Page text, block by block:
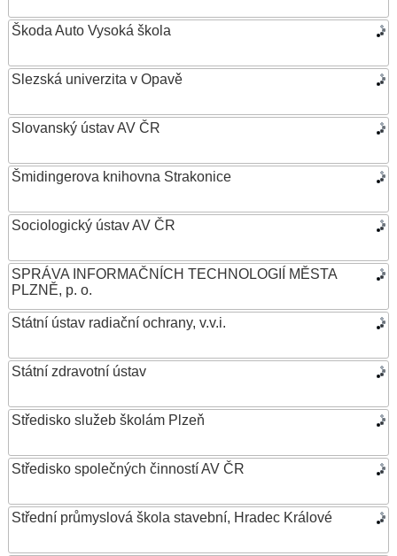
Škoda Auto Vysoká škola
Slezská univerzita v Opavě
Slovanský ústav AV ČR
Šmidingerova knihovna Strakonice
Sociologický ústav AV ČR
SPRÁVA INFORMAČNÍCH TECHNOLOGIÍ MĚSTA
PLZNĚ, p. o.
Státní ústav radiační ochrany, v.v.i.
Státní zdravotní ústav
Středisko služeb školám Plzeň
Středisko společných činností AV ČR
Střední průmyslová škola stavební, Hradec Králové